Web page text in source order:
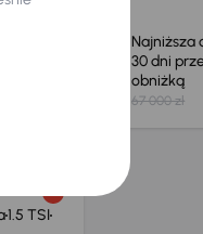
Najniższa
30 dni
obniżką
67 000 zł
1.5 TSI